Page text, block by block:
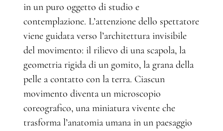
in un puro oggetto di studio e
contemplazione. L’attenzione dello spettatore
viene guidata verso l’architettura invisibile
del movimento: il rilievo di una scapola, la
geometria rigida di un gomito, la grana della
pelle a contatto con la terra. Ciascun
movimento diventa un microscopio
coreografico, una miniatura vivente che
trasforma l’anatomia umana in un paesaggio